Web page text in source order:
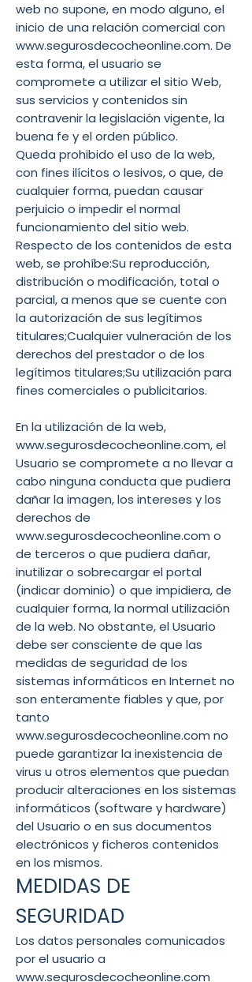
web no supone, en modo alguno, el
inicio de una relación comercial con
www.segurosdecocheonline.com. De
esta forma, el usuario se
compromete a utilizar el sitio Web,
sus servicios y contenidos sin
contravenir la legislación vigente, la
buena fe y el orden público.
Queda prohibido el uso de la web,
con fines ilícitos o lesivos, o que, de
cualquier forma, puedan causar
perjuicio o impedir el normal
funcionamiento del sitio web.
Respecto de los contenidos de esta
web, se prohíbe:Su reproducción,
distribución o modificación, total o
parcial, a menos que se cuente con
la autorización de sus legítimos
titulares;Cualquier vulneración de los
derechos del prestador o de los
legítimos titulares;Su utilización para
fines comerciales o publicitarios.
En la utilización de la web,
www.segurosdecocheonline.com, el
Usuario se compromete a no llevar a
cabo ninguna conducta que pudiera
dañar la imagen, los intereses y los
derechos de
www.segurosdecocheonline.com o
de terceros o que pudiera dañar,
inutilizar o sobrecargar el portal
(indicar dominio) o que impidiera, de
cualquier forma, la normal utilización
de la web. No obstante, el Usuario
debe ser consciente de que las
medidas de seguridad de los
sistemas informáticos en Internet no
son enteramente fiables y que, por
tanto
www.segurosdecocheonline.com no
puede garantizar la inexistencia de
virus u otros elementos que puedan
producir alteraciones en los sistemas
informáticos (software y hardware)
del Usuario o en sus documentos
electrónicos y ficheros contenidos
en los mismos.
MEDIDAS DE
SEGURIDAD
Los datos personales comunicados
por el usuario a
www.segurosdecocheonline.com